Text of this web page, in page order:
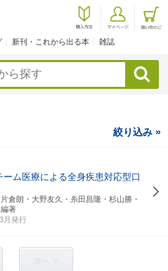
新刊・これから出る本 雑誌
検索
絞り込み »
ーム医療による全身疾患対応型口
倉朗・大野友久・糸田昌隆・杉山勝・
著
月発行